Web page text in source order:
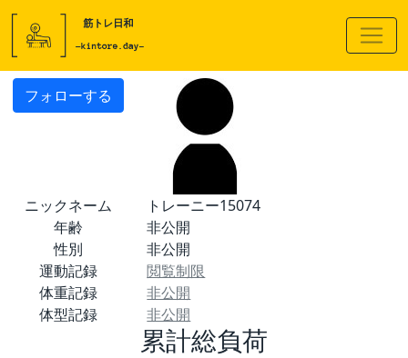
フォローする
ニックネーム
トレーニー15074
年齢
非公開
性別
非公開
運動記録
閲覧制限
体重記録
非公開
体型記録
非公開
累計総負荷